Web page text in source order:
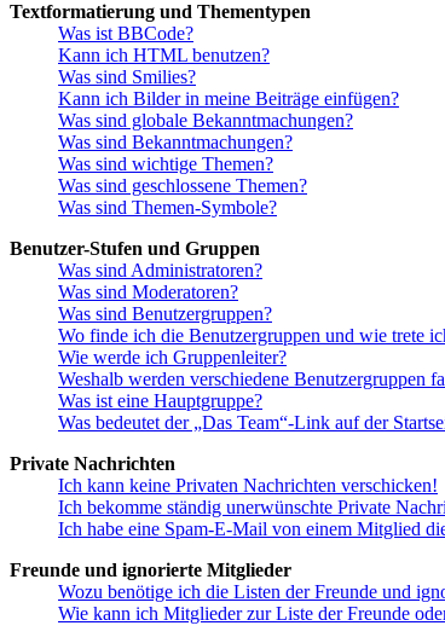
Textformatierung und Thementypen
Was ist BBCode?
Kann ich HTML benutzen?
Was sind Smilies?
Kann ich Bilder in meine Beiträge einfügen?
Was sind globale Bekanntmachungen?
Was sind Bekanntmachungen?
Was sind wichtige Themen?
Was sind geschlossene Themen?
Was sind Themen-Symbole?
Benutzer-Stufen und Gruppen
Was sind Administratoren?
Was sind Moderatoren?
Was sind Benutzergruppen?
Wo finde ich die Benutzergruppen und wie trete
Wie werde ich Gruppenleiter?
Weshalb werden verschiedene Benutzergruppen
Was ist eine Hauptgruppe?
Was bedeutet der „Das Team“-Link auf der
Private Nachrichten
Ich kann keine Privaten Nachrichten verschicken!
Ich bekomme ständig unerwünschte Private
Ich habe eine Spam-E-Mail von einem Mitglied
Freunde und ignorierte Mitglieder
Wozu benötige ich die Listen der Freunde und
Wie kann ich Mitglieder zur Liste der Freunde